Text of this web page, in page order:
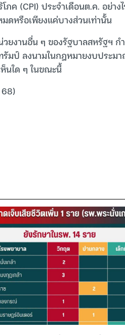
ภค (CPI) ประจำเดือนต.ค. อย่าง
ดหรือเพียงแค่บางส่วนเท่านั้น
งานอื่น ๆ ของรัฐบาลสหรัฐฯ ก
มป์ ลงนามในกฎหมายงบประมา
นใด ๆ ในขณะนี้